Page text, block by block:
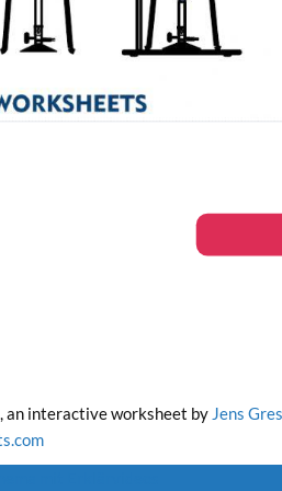
, an interactive worksheet by Jens